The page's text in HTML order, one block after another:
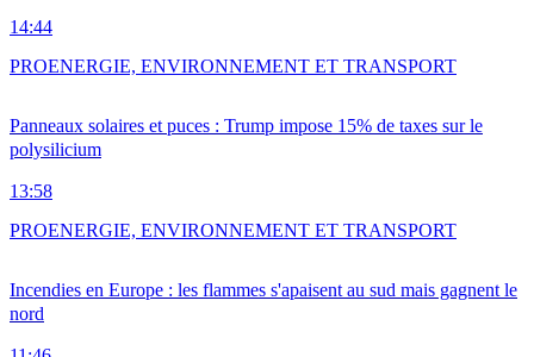
14:44
Panneaux solaires et puces : Trump impose 15% de taxes sur le
polysilicium
13:58
PROENERGIE, ENVIRONNEMENT ET TRANSPORT
Incendies en Europe : les flammes s'apaisent au sud mais gagnent le
nord
PROENERGIE, ENVIRONNEMENT ET TRANSPORT